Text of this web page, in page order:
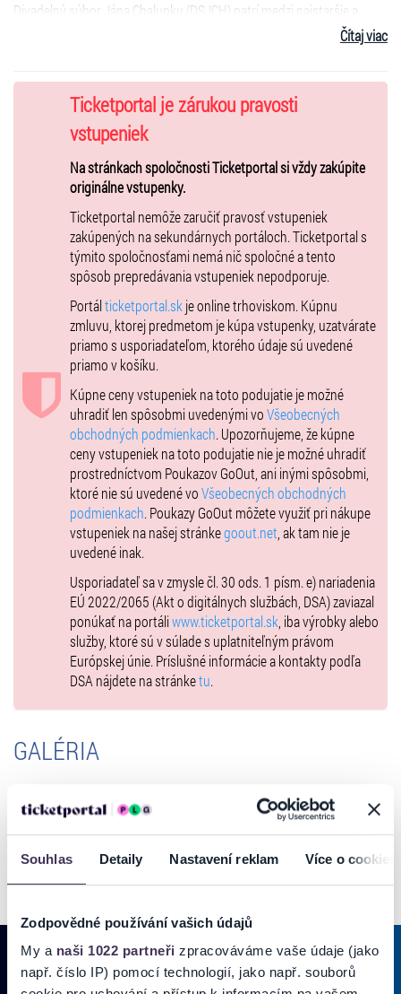
Souhlas Detaily Nastavení reklam Více o cookies
Zodpovědné používání vašich údajů
My a naši 1022 partneři zpracováváme vaše údaje (jako
např. číslo IP) pomocí technologií, jako např. souborů
Divadelný súbor Jána Chalupku (DSJCH) patrí medzi najstaršie a
najaktívnejšie ochotnícke divadelné súbory na Slovensku. Na scéne
a pripraví dve divadelné inscenácie, ktoré najskôr predstaví verejnosti
v Brezne, neskôr na súťažiach po celom Slovensku a pravidelne s nimi
cestuje aj k zahraničným Slovákom a Slovenkám v Maďarsku,
Rumunsku či Srbsku.
Viac na www.dsjchbrezno.sk a www.facebook.com/DSJanaChalupku
Predstavenie je vhodné od 15 rokov.
Zľavnené vstupné platí pre študentov do 26 r., ktorí sa musia pri
vstupe do divadla preukázať platným študentským preukazom (ISIC).
Vstupenky pre vozičkárov sú dostupné iba na mieste.
Čítaj viac
Ticketportal je zárukou pravosti
vstupeniek
Na stránkach spoločnosti Ticketportal si vždy zakúpite
originálne vstupenky.
Ticketportal nemôže zaručiť pravosť vstupeniek
zakúpených na sekundárnych portáloch. Ticketportal s
týmito spoločnosťami nemá nič spoločné a tento
spôsob prepredávania vstupeniek nepodporuje.
Portálticketportal.skje online trhoviskom. Kúpnu
zmluvu, ktorej predmetom je kúpa vstupenky, uzatvárate
priamo s usporiadateľom, ktorého údaje sú uvedené
priamo v košíku.
Kúpne ceny vstupeniek na toto podujatie je možné
uhradiť len spôsobmi uvedenými voVšeobecných
obchodných podmienkach. Upozorňujeme, že kúpne
ceny vstupeniek na toto podujatie nie je možné uhradiť
prostredníctvom Poukazov GoOut, ani inými spôsobmi,
ktoré nie sú uvedené voVšeobecných obchodných
podmienkach. Poukazy GoOut môžete využiť pri nákupe
vstupeniek na našej stránkegoout.net, ak tam nie je
uvedené inak.
Usporiadateľ sa v zmysle čl. 30 ods. 1 písm. e) nariadenia
EÚ 2022/2065 (Akt o digitálnych službách, DSA) zaviazal
ponúkať na portáliwww.ticketportal.sk, iba výrobky alebo
služby, ktoré sú v súlade s uplatniteľným právom
Európskej únie. Príslušné informácie a kontakty podľa
DSA nájdete na stránketu.
GALÉRIA